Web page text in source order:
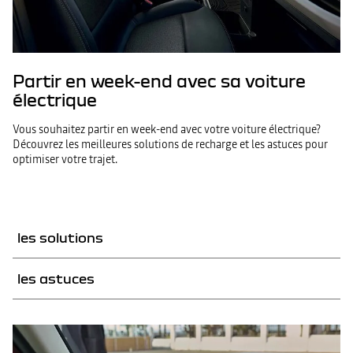
privilégiez une charge lente pour préserver la santé de
la batterie (évite les micro-recharges).
ventilez avant de partir.
De manière générale, pré‑chauffez ou refroidissez
pendant la charge et avant de partir.
Partir en week-end avec sa voiture
électrique
Vous souhaitez partir en week-end avec votre voiture électrique?
Découvrez les meilleures solutions de recharge et les astuces pour
optimiser votre trajet.
les solutions
AVANT LE DÉPART
Contrairement aux trajets quotidiens où 80 % de
de partir.
Pré-conditionnez la voiture pendant la recharge
les astuces
Roulez à vitesse modérée : 110 km/h au lieu de 130